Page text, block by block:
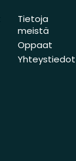
Tietoja
meistä
Oppaat
Yhteystiedot